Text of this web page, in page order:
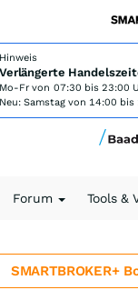
Hinweis
Verlängerte
Mo-Fr von 07:30 bis 23:00
Neu: Samstag von 14:00 bis
Forum Tools &
SMARTBROKER+